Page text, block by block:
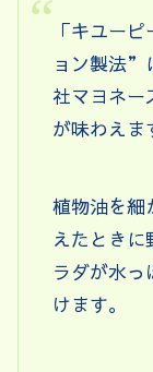
「キユー
ョン製法”
社マヨネー
が味わえま
植物油を細
えたとき
ラダが水
けます。